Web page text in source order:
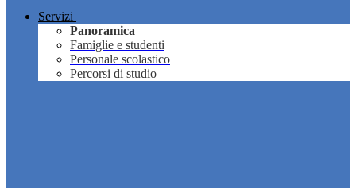
Servizi
Panoramica
Famiglie e studenti
Personale scolastico
Percorsi di studio